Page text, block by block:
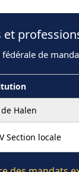
fédérale de
Halen
Section locale